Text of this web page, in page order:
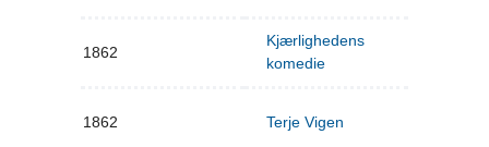
1862
Kjærlighedens
komedie
1862 Terje Vigen